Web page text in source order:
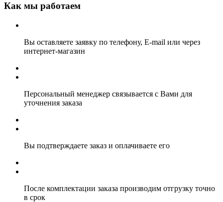
Как мы работаем
Вы оставляете заявку по телефону, E-mail или через
интернет-магазин
Персональный менеджер связывается с Вами для
уточнения заказа
Вы подтверждаете заказ и оплачиваете его
После комплектации заказа производим отгрузку точно
в срок